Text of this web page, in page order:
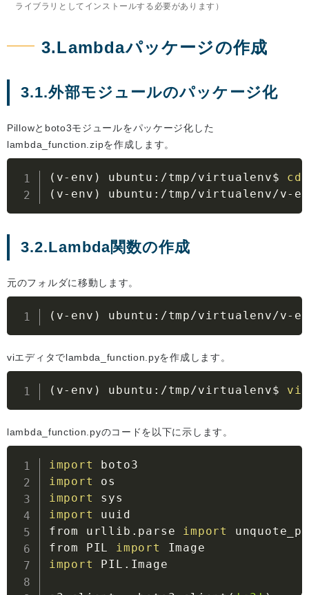
ライブラリとしてインストールする必要があります）
3.Lambdaパッケージの作成
3.1.外部モジュールのパッケージ化
Pillowとboto3モジュールをパッケージ化した
lambda_function.zipを作成します。
( v-env ) ubuntu:/tmp/virtualenv$ cd
( v-env ) ubuntu:/tmp/virtualenv/v-
3.2.Lambda関数の作成
元のフォルダに移動します。
( v-env ) ubuntu:/tmp/virtualenv/v-
viエディタでlambda_function.pyを作成します。
( v-env ) ubuntu:/tmp/virtualenv$ vi
lambda_function.pyのコードを以下に示します。
import
import
import
import
uuid
from urllib.parse import
from PIL
import
import
PIL.Image